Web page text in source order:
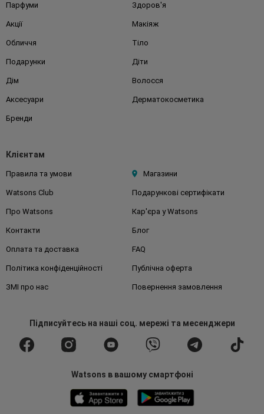
Парфуми Здоров'я
Акції Макіяж
Обличчя Тіло
Подарунки Діти
Дім Волосся
Аксесуари Дерматокосметика
Бренди
Клієнтам
Правила та умови Магазини
Watsons Club Подарункові сертифікати
Про Watsons Кар'єра у Watsons
Контакти Блог
Оплата та доставка FAQ
Політика конфіденційності Публічна оферта
ЗМІ про нас Повернення замовлення
Підписуйтесьна наші соц. мережі та месенджери
Watsons в вашому смартфоні